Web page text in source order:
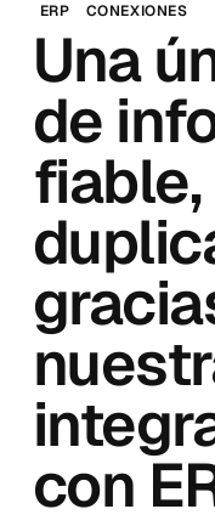
ERP CONEXIONES
Una
de
con